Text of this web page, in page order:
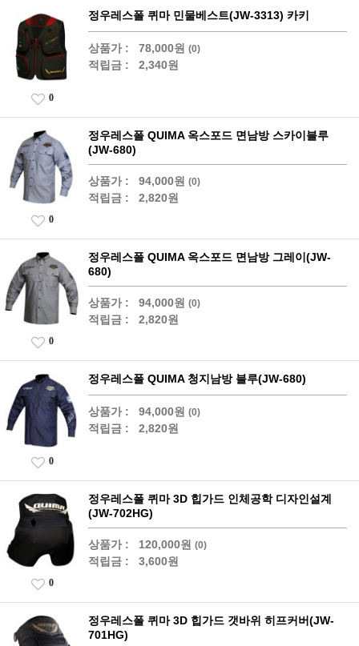
정우레스폴 퀴마 민물베스트(JW-3313) 카키
상품가 : 78,000원 (0)
적립금 : 2,340원
0
정우레스폴 QUIMA 옥스포드 면남방 스카이블루
(JW-680)
상품가 : 94,000원 (0)
적립금 : 2,820원
0
정우레스폴 QUIMA 옥스포드 면남방 그레이(JW-
680)
상품가 : 94,000원 (0)
적립금 : 2,820원
0
정우레스폴 QUIMA 청지남방 블루(JW-680)
상품가 : 94,000원 (0)
적립금 : 2,820원
0
정우레스폴 퀴마 3D 힙가드 인체공학 디자인설계
(JW-702HG)
상품가 : 120,000원 (0)
적립금 : 3,600원
0
정우레스폴 퀴마 3D 힙가드 갯바위 히프커버(JW-
701HG)